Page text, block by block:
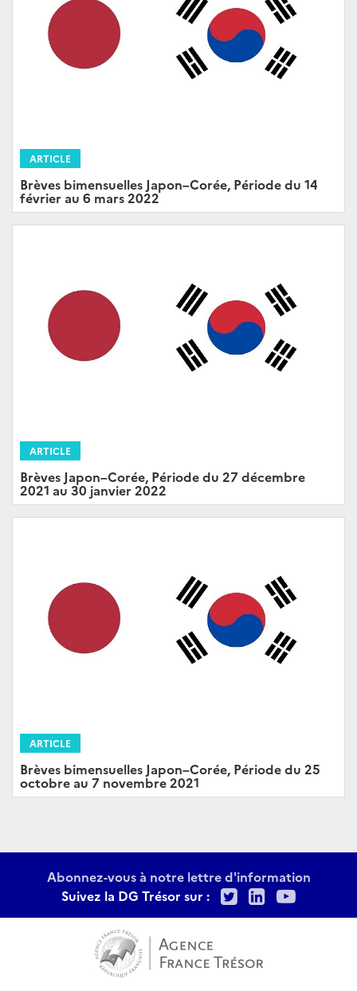
ARTICLE
Brèves bimensuelles Japon–Corée, Période du 14
février au 6 mars 2022
ARTICLE
Brèves Japon–Corée, Période du 27 décembre
2021 au 30 janvier 2022
ARTICLE
Brèves bimensuelles Japon–Corée, Période du 25
octobre au 7 novembre 2021
Abonnez-vous à notre lettre d'information
Suivez la DG Trésor sur :
TwitterLinkedIn